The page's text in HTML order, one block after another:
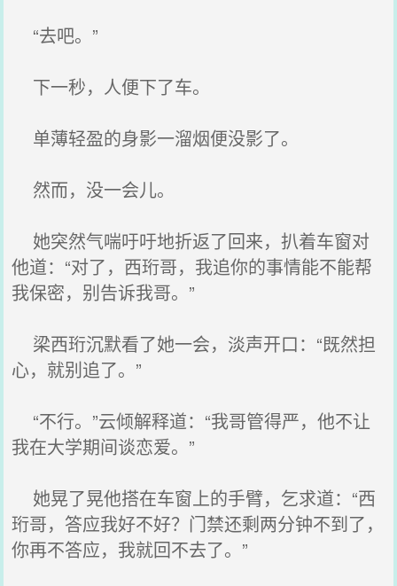
“去吧。”
下一秒，人便下了车。
单薄轻盈的身影一溜烟便没影了。
然而，没一会儿。
她突然气喘吁吁地折返了回来，扒着车窗对
他道：“对了，西珩哥，我追你的事情能不能帮
我保密，别告诉我哥。”
梁西珩沉默看了她一会，淡声开口：“既然担
心，就别追了。”
“不行。”云倾解释道：“我哥管得严，他不让
我在大学期间谈恋爱。”
她晃了晃他搭在车窗上的手臂，乞求道：“西
珩哥，答应我好不好？门禁还剩两分钟不到了，
你再不答应，我就回不去了。”